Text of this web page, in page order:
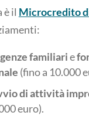
è il Microcredito
familiarie
(fino a 10.000
di attività
euro).